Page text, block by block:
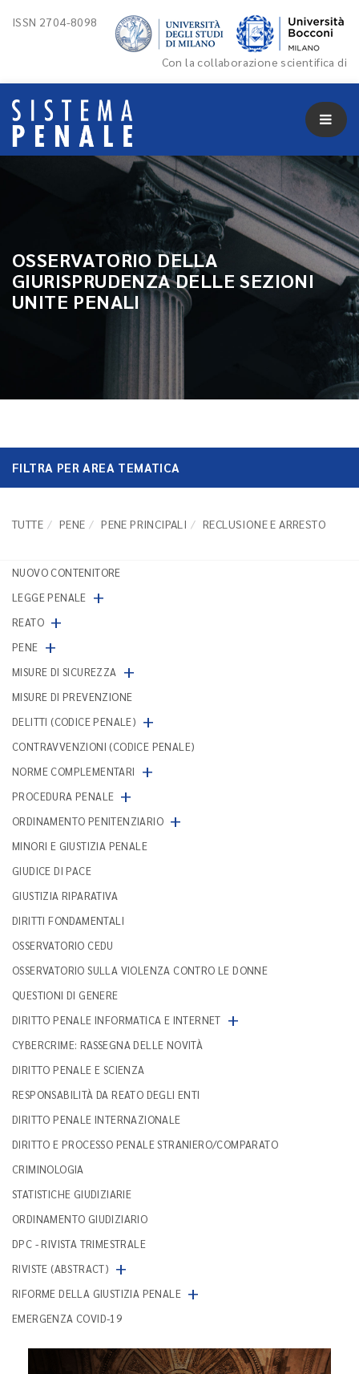
ISSN 2704-8098
Con la collaborazione scientifica di
OSSERVATORIO DELLA
GIURISPRUDENZA DELLE SEZIONI
UNITE PENALI
FILTRA PER AREA TEMATICA
TUTTE PENE PENE PRINCIPALI RECLUSIONE E ARRESTO
NUOVO CONTENITORE
LEGGE PENALE +
REATO +
PENE +
MISURE DI SICUREZZA +
MISURE DI PREVENZIONE
DELITTI (CODICE PENALE) +
CONTRAVVENZIONI (CODICE PENALE)
NORME COMPLEMENTARI
+
PROCEDURA PENALE +
ORDINAMENTO PENITENZIARIO +
MINORI E GIUSTIZIA PENALE
GIUDICE DI PACE
GIUSTIZIA RIPARATIVA
DIRITTI FONDAMENTALI
OSSERVATORIO CEDU
OSSERVATORIO SULLA VIOLENZA CONTRO LE DONNE
QUESTIONI DI GENERE
DIRITTO PENALE INFORMATICA E INTERNET +
CYBERCRIME: RASSEGNA DELLE NOVITÀ
DIRITTO PENALE E SCIENZA
RESPONSABILITÀ DA REATO DEGLI ENTI
DIRITTO PENALE INTERNAZIONALE
DIRITTO E PROCESSO PENALE STRANIERO/COMPARATO
CRIMINOLOGIA
STATISTICHE GIUDIZIARIE
ORDINAMENTO GIUDIZIARIO
DPC - RIVISTA TRIMESTRALE
RIVISTE (ABSTRACT) +
RIFORME DELLA GIUSTIZIA PENALE +
EMERGENZA COVID-19